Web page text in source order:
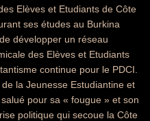
Elèves et Etudiants de Côte
ses études au Burkina
développer un réseau
des Elèves et Etudiants
continue pour le PDCI.
la Jeunesse Estudiantine et
pour sa « fougue » et son
politique qui secoue la Côte